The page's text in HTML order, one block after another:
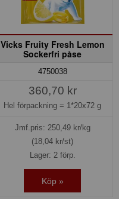
Vicks Fruity Fresh Lemon
Sockerfri påse
4750038
360,70 kr
Hel förpackning = 1*20x72 g
Jmf.pris: 250,49kr/kg
(18,04 kr/st)
Lager: 2 förp.
Köp »